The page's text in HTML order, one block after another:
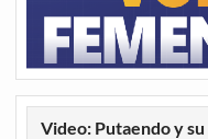
Video: Putaendo y